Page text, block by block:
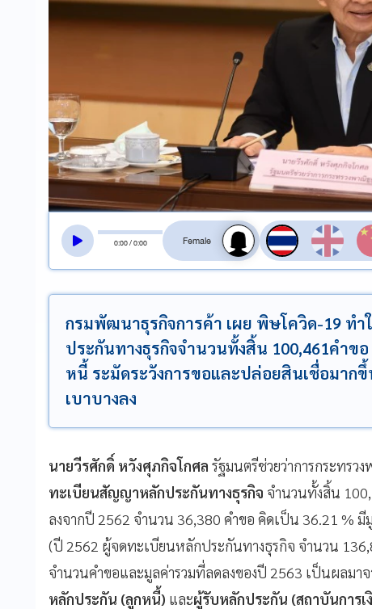
0:00/0:00
สลับเสียงอ่าน
กรมพัฒนาธุรกิจการค้า เผย พิษโควิด-19 ท
ประกันทางธุรกิจจำนวนทั้งสิ้น 100,461คำข
หนี้ ระมัดระวังการขอและปล่อยสินเชื่อมาก
เบาบางลง
นายวีรศักดิ์ หวังศุภกิจโกศล รัฐมนตรีช่วยว่าการกระทร
ทะเบียนสัญญาหลักประกันทางธุรกิจ จำนวนทั้งสิ้น
ลงจากปี 2562 จำนวน 36,380 คำขอ คิดเป็น 36.21 %
(ปี 2562 ผู้จดทะเบียนหลักประกันทางธุรกิจ จำนวน
จำนวนคำขอและมูลค่ารวมที่ลดลงของปี 2563 เป็นผลมาจ
หลักประกัน (ลูกหนี้) และผู้รับหลักประกัน (สถาบันการเ